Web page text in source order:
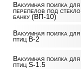
Вакуумная поилка для
перепелов под стекло
банку (ВП-10)
Вакуумная поилка для
птиц B-2
Вакуумная поилка для
птиц S-1.5